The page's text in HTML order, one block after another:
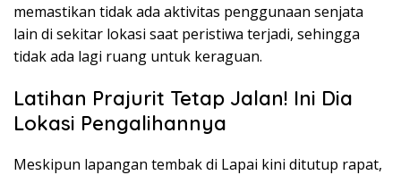
memastikan tidak ada aktivitas penggunaan senjata
lain di sekitar lokasi saat peristiwa terjadi, sehingga
tidak ada lagi ruang untuk keraguan.
Latihan Prajurit Tetap Jalan! Ini Dia
Lokasi Pengalihannya
Meskipun lapangan tembak di Lapai kini ditutup rapat,